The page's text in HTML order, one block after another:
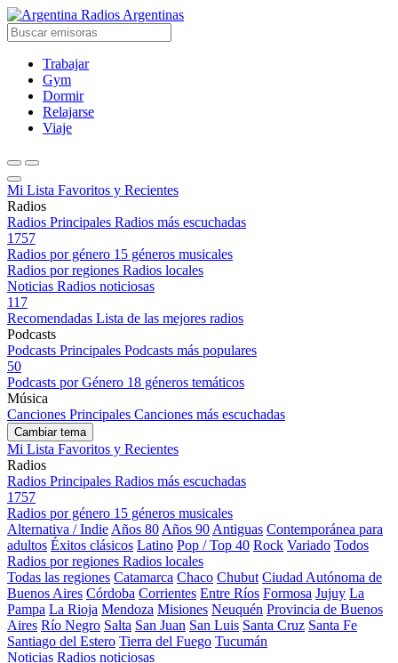
Radios Argentinas
Trabajar
Gym
Dormir
Relajarse
Viaje
Mi Lista Favoritos y Recientes
Radios
Radios Principales Radios más escuchadas
1757
Radios por género 15 géneros musicales
Radios por regiones Radios locales
Noticias Radios noticiosas
117
Recomendadas Lista de las mejores radios
Podcasts
Podcasts Principales Podcasts más populares
50
Podcasts por Género 18 géneros temáticos
Música
Canciones Principales Canciones más escuchadas
Cambiar tema
Mi Lista Favoritos y Recientes
Radios
Radios Principales Radios más escuchadas
1757
Radios por género 15 géneros musicales
Alternativa / Indie Años 80 Años 90 Antiguas Contemporánea para
adultos Éxitos clásicos Latino Pop / Top 40 Rock Variado Todos
Radios por regiones Radios locales
Todas las regiones Catamarca Chaco Chubut Ciudad Autónoma de
Buenos Aires Córdoba Corrientes Entre Ríos Formosa Jujuy La
Pampa La Rioja Mendoza Misiones Neuquén Provincia de Buenos
Aires Río Negro Salta San Juan San Luis Santa Cruz Santa Fe
Santiago del Estero Tierra del Fuego Tucumán
Noticias Radios noticiosas